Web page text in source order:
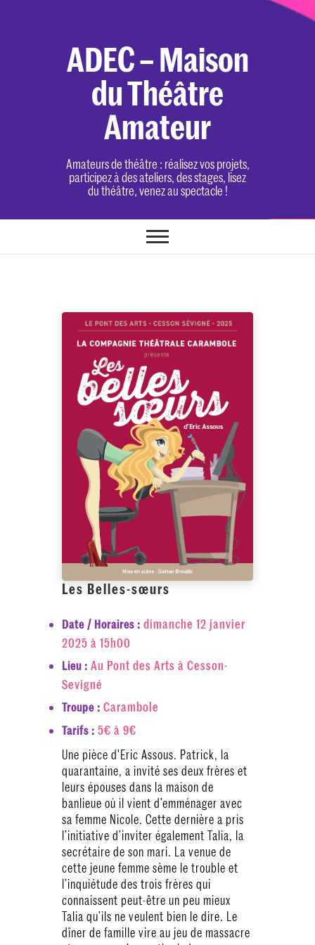
ADEC – Maison
du Théâtre
Amateur
Amateurs de théâtre : réalisez vos projets,
participez à des ateliers, des stages, lisez
du théâtre, venez au spectacle !
Les Belles-sœurs
Date / Horaires : dimanche 12 janvier
2025 à 15h00
Lieu : Au Pont des Arts à Cesson-
Sevigné
Troupe : Carambole
Tarifs : 5€ à 9€
Une pièce d'Eric Assous. Patrick, la
quarantaine, a invité ses deux frères et
leurs épouses dans la maison de
banlieue où il vient d’emménager avec
sa femme Nicole. Cette dernière a pris
l’initiative d’inviter également Talia, la
secrétaire de son mari. La venue de
cette jeune femme sème le trouble et
l’inquiétude des trois frères qui
connaissent peut-être un peu mieux
Talia qu’ils ne veulent bien le dire. Le
dîner de famille vire au jeu de massacre